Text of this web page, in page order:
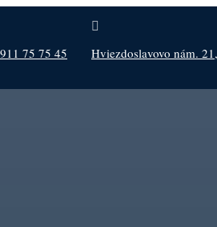
75 75 45

Hviezdoslavovo nám.